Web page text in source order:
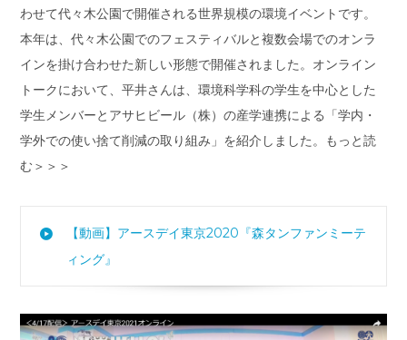
わせて代々木公園で開催される世界規模の環境イベントです。
本年は、代々木公園でのフェスティバルと複数会場でのオンラ
インを掛け合わせた新しい形態で開催されました。オンライン
トークにおいて、平井さんは、環境科学科の学生を中心とした
学生メンバーとアサヒビール（株）の産学連携による「学内・
学外での使い捨て削減の取り組み」を紹介しました。もっと読
む＞＞＞
【動画】アースデイ東京2020『森タンファンミーテ
ィング』